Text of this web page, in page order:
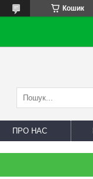
Кошик
ПРО НАС